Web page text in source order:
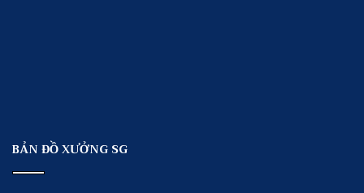
BẢN ĐỒ XƯỞNG SG